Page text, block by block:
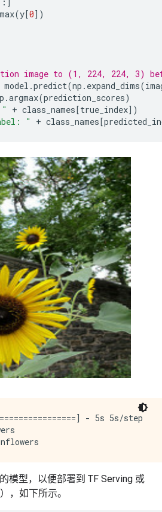
(y[0])
image to (1, 224, 224, 3)
model .predict(np . expand_dims(
.argmax(prediction_scores)
+ class_names[true_index])
" + class_names[
- 5s 5s/step
模型，以便部署到 TF Serving 或
，如下所示。